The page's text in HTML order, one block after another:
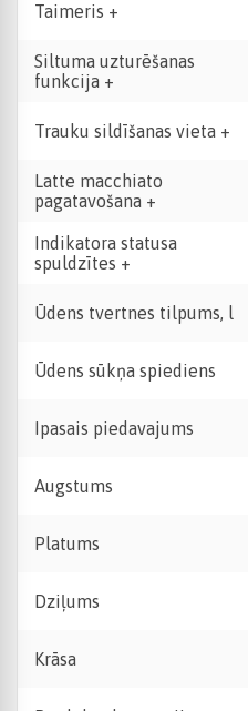
Taimeris +
Siltuma uzturēšanas
funkcija +
Trauku sildīšanas vieta +
Latte macchiato
pagatavošana +
Indikatora statusa
spuldzītes +
Ūdens tvertnes tilpums, l
Ūdens sūkņa spiediens
Ipasais piedavajums
Augstums
Platums
Dziļums
Krāsa